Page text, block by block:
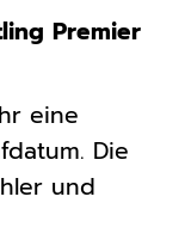
Premier
eine
Die
und